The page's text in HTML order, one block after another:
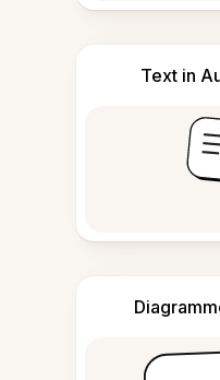
Text in